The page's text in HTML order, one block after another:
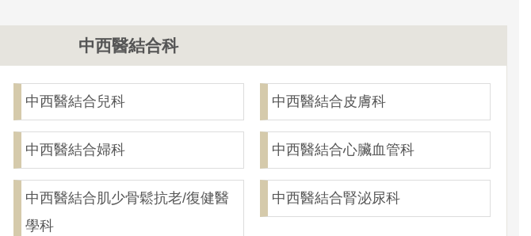
中西醫結合科
中西醫結合兒科 中西醫結合皮膚科
中西醫結合婦科 中西醫結合心臟血管科
中西醫結合肌少骨鬆抗老/復健醫
學科
中西醫結合腎泌尿科